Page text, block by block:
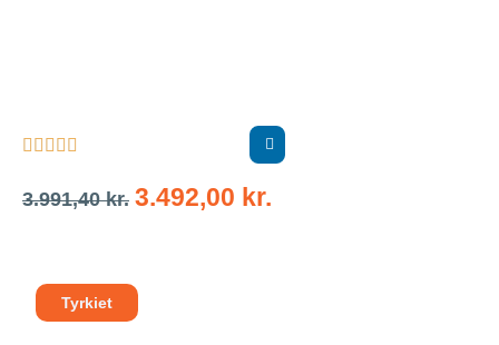
    
3.991,40kr. 3.492,00 kr.
Tyrkiet